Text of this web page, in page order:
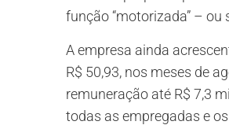
função “motorizada” –
A empresa ainda
R$ 50,93, nos meses de
remuneração até R$ 7,3
todas as empregadas e